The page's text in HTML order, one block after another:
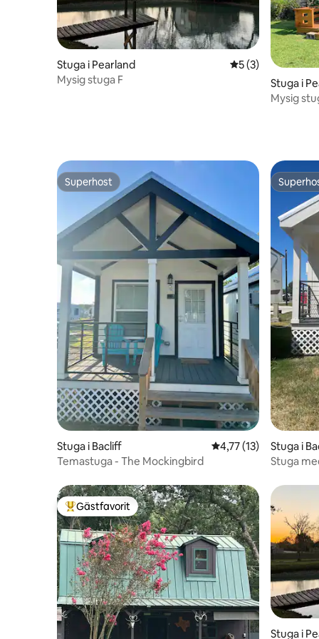
Stuga i Pearland 5 av 5 i
5 (3)
Mysig stuga F
Stuga i
Mysig
Superhost
Superhost
Stuga i Bacliff 4,77 av 5 i
4,77 (13)
Temastuga - The Mockingbird
Stuga i
Stuga
Populär gästfavorit
Gästfavorit
Stuga i